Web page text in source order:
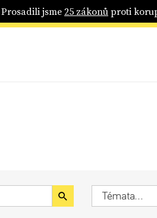
jsme25 zákonůproti